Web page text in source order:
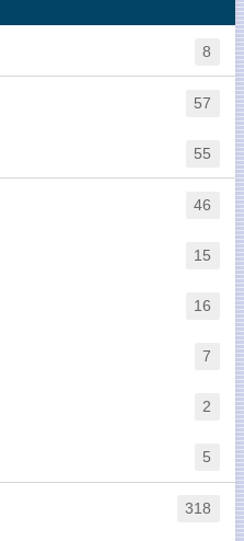
8
57
55
46
15
16
7
2
5
318